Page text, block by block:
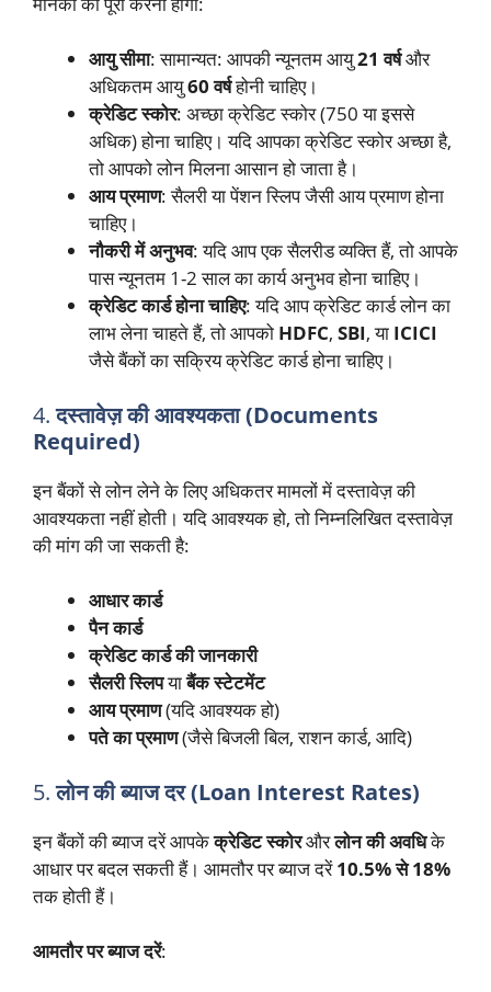
आयु सीमा: सामान्यत: आपकी न्यूनतम आयु21 वर्षऔर
अधिकतम आयु60 वर्षहोनी चाहिए।
क्रेडिट स्कोर: अच्छा क्रेडिट स्कोर (750 या इससे
अधिक) होना चाहिए। यदि आपका क्रेडिट स्कोर अच्छा है,
तो आपको लोन मिलना आसान हो जाता है।
आय प्रमाण: सैलरी या पेंशन स्लिप जैसी आय प्रमाण होना
चाहिए।
नौकरी में अनुभव: यदि आप एक सैलरीड व्यक्ति हैं, तो आपके
पास न्यूनतम 1-2 साल का कार्य अनुभव होना चाहिए।
क्रेडिट कार्ड होना चाहिए: यदि आप क्रेडिट कार्ड लोन का
लाभ लेना चाहते हैं, तो आपको HDFC, SBI, या ICICI
जैसे बैंकों का सक्रिय क्रेडिट कार्ड होना चाहिए।
4.दस्तावेज़ की आवश्यकता (Documents
Required)
इन बैंकों से लोन लेने के लिए अधिकतर मामलों में दस्तावेज़ की
आवश्यकता नहीं होती। यदि आवश्यक हो, तो निम्नलिखित दस्तावेज़
की मांग की जा सकती है:
आधार कार्ड
पैन कार्ड
क्रेडिट कार्ड की जानकारी
सैलरी स्लिपयाबैंक स्टेटमेंट
आय प्रमाण(यदि आवश्यक हो)
पते का प्रमाण(जैसे बिजली बिल, राशन कार्ड, आदि)
5.लोन की ब्याज दर (Loan Interest Rates)
इन बैंकों की ब्याज दरें आपकेक्रेडिट स्कोरऔरलोन की अवधिके
आधार पर बदल सकती हैं। आमतौर पर ब्याज दरें10.5% से 18%
तक होती हैं।
आमतौर पर ब्याज दरें: